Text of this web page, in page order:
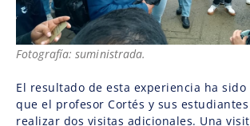
Fotografía: suministrada.
El resultado de esta experiencia ha
que el profesor Cortés y sus
realizar dos visitas adicionales. Una